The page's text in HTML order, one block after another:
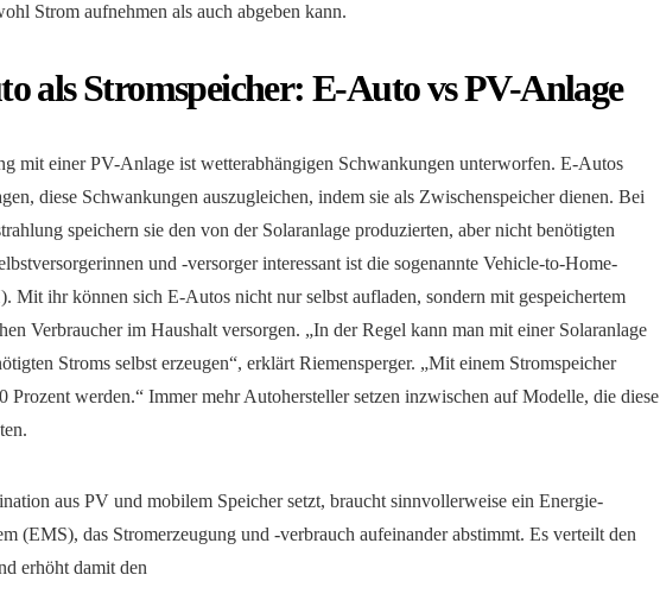
Strom aufnehmen als auch abgeben kann.
als Stromspeicher: E-Auto vs PV-Anlage
mit einer PV-Anlage ist wetterabhängigen Schwankungen unterworfen. E-Autos
diese Schwankungen auszugleichen, indem sie als Zwischenspeicher dienen. Bei
speichern sie den von der Solaranlage produzierten, aber nicht benötigten
und -versorger interessant ist die sogenannte Vehicle-to-Home-
Mit ihr können sich E-Autos nicht nur selbst aufladen, sondern mit gespeichertem
Verbraucher im Haushalt versorgen. „In der Regel kann man mit einer Solaranlage
Stroms selbst erzeugen“, erklärt Riemensperger. „Mit einem Stromspeicher
Prozent werden.“ Immer mehr Autohersteller setzen inzwischen auf Modelle, die diese
aus PV und mobilem Speicher setzt, braucht sinnvollerweise ein Energie-
(EMS), das Stromerzeugung und -verbrauch aufeinander abstimmt. Es verteilt den
erhöht damit den